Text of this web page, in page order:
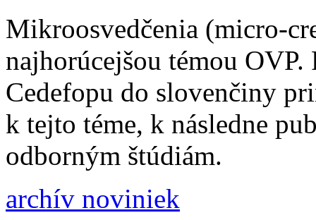
Mikroosvedčenia (micro-
najhorúcejšou témou
Cedefopu do slovenčiny
k tejto téme, k následne
odborným štúdiám.
archív noviniek